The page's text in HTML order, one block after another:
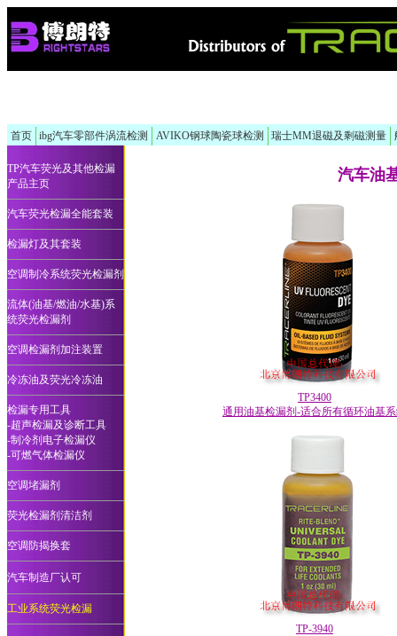
首页 ibg汽车零部件涡流检测 AVIKO钢球陶瓷球检测 瑞士MM退磁及剩磁测量
TP汽车荧光及其他检漏
产品主页
汽车荧光检漏全能套装
检漏灯及其套装
空调制冷系统荧光检漏剂
流体(油基/燃油/水基)系
统荧光检漏剂
空调检漏剂加注装置
冷冻油及荧光冷冻油
检漏专用工具
-超声检漏及诊断工具
-制冷剂电子检漏仪
-可燃气体检漏仪
空调堵漏剂
荧光检漏剂清洁剂
空调防揭换套
汽车制造厂认可
工业系统荧光检漏
汽车油
TP3400
通用油基检漏剂-适合所有循环油基
TP-3940